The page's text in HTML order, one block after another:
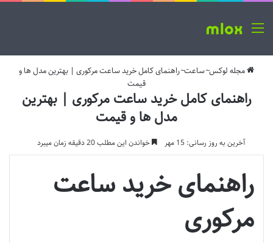
منو
مجله لوکس~ساعت~راهنمای کامل خرید ساعت مرکوری | بهترین مدل ها و
قیمت
راهنمای کامل خرید ساعت مرکوری | بهترین
مدل ها و قیمت
آخرین به روز رسانی: 15 مهر خواندن این مطلب 20 دقیقه زمان میبرد
راهنمای خرید ساعت
مرکوری